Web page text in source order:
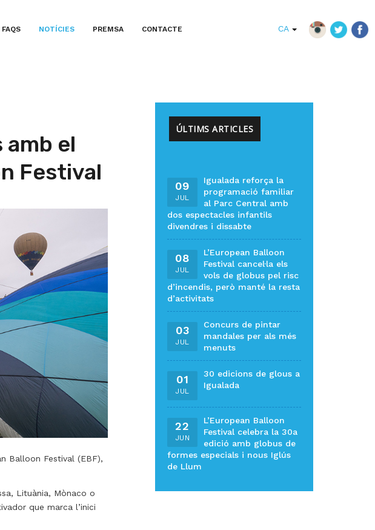
FAQS NOTÍCIES PREMSA CONTACTE CA
amb el
Festival
Balloon Festival (EBF),
Lituània, Mònaco o
que marca l’inici
ÚLTIMS ARTICLES
09
JUL
Igualada reforça la
programació familiar
al Parc Central amb
dos espectacles infantils
divendres i dissabte
08
JUL
L’European Balloon
Festival cancel·la els
vols de globus pel risc
d’incendis, però manté la resta
d’activitats
03
JUL
Concurs de pintar
mandales per als més
menuts
01
JUL
30 edicions de glous a
Igualada
22
JUN
L’European Balloon
Festival celebra la 30a
edició amb globus de
formes especials i nous Iglús
de Llum